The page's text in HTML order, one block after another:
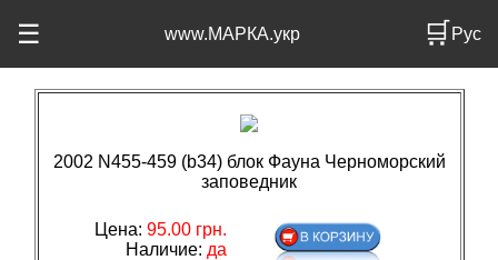
☰ www.МАРКА.укр 🛒Рус
2002 N455-459 (b34) блок Фауна Черноморский
заповедник
Цена: 95.00 грн.
Наличие: да